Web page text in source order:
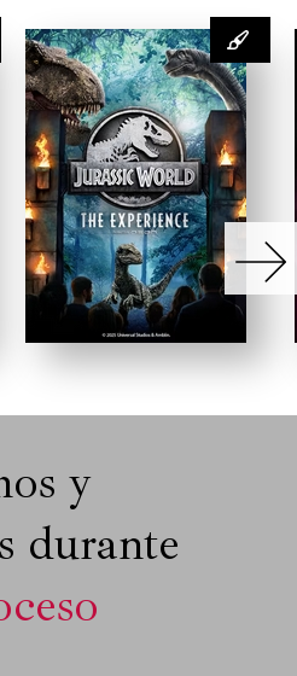
y
durante